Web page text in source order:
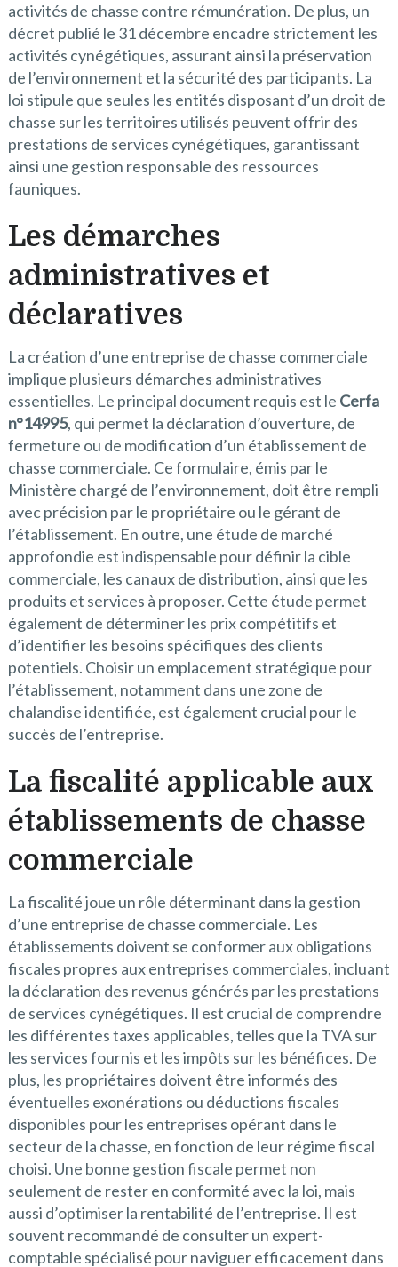
activités de chasse contre rémunération. De plus, un
décret publié le 31 décembre encadre strictement les
activités cynégétiques, assurant ainsi la préservation
de l’environnement et la sécurité des participants. La
loi stipule que seules les entités disposant d’un droit de
chasse sur les territoires utilisés peuvent offrir des
prestations de services cynégétiques, garantissant
ainsi une gestion responsable des ressources
fauniques.
Les démarches
administratives et
déclaratives
La création d’une entreprise de chasse commerciale
implique plusieurs démarches administratives
essentielles. Le principal document requis est le Cerfa
n°14995, qui permet la déclaration d’ouverture, de
fermeture ou de modification d’un établissement de
chasse commerciale. Ce formulaire, émis par le
Ministère chargé de l’environnement, doit être rempli
avec précision par le propriétaire ou le gérant de
l’établissement. En outre, une étude de marché
approfondie est indispensable pour définir la cible
commerciale, les canaux de distribution, ainsi que les
produits et services à proposer. Cette étude permet
également de déterminer les prix compétitifs et
d’identifier les besoins spécifiques des clients
potentiels. Choisir un emplacement stratégique pour
l’établissement, notamment dans une zone de
chalandise identifiée, est également crucial pour le
succès de l’entreprise.
La fiscalité applicable aux
établissements de chasse
commerciale
La fiscalité joue un rôle déterminant dans la gestion
d’une entreprise de chasse commerciale. Les
établissements doivent se conformer aux obligations
fiscales propres aux entreprises commerciales, incluant
la déclaration des revenus générés par les prestations
de services cynégétiques. Il est crucial de comprendre
les différentes taxes applicables, telles que la TVA sur
les services fournis et les impôts sur les bénéfices. De
plus, les propriétaires doivent être informés des
éventuelles exonérations ou déductions fiscales
disponibles pour les entreprises opérant dans le
secteur de la chasse, en fonction de leur régime fiscal
choisi. Une bonne gestion fiscale permet non
seulement de rester en conformité avec la loi, mais
aussi d’optimiser la rentabilité de l’entreprise. Il est
souvent recommandé de consulter un expert-
comptable spécialisé pour naviguer efficacement dans